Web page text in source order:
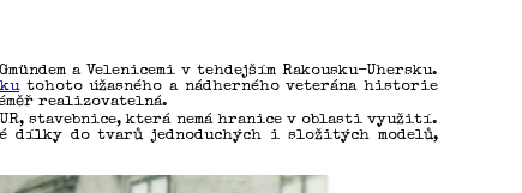
a Velenicemi v tehdejším Rakousku-Uhersku.
tohoto úžasného a nádherného veterána historie
realizovatelná.
stavebnice, která nemá hranice v oblasti využití.
dílky do tvarů jednoduchých i složitých modelů,